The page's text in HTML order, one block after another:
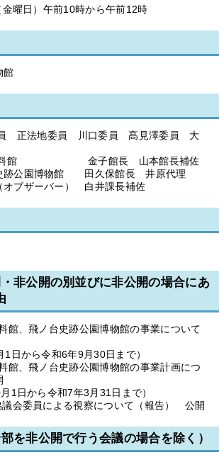
曜日）午前10時から午前12時
館
正法地委員 川口委員 髙見澤委員 大
資料館 金子館長 山本館長補佐
博物館 田久保館長 井原代理
ーバー） 白井課長補佐
非公開の別並びに非公開の場合にあ
館、飛ノ台史跡公園博物館の事業について
ら令和6年9月30日まで）
館、飛ノ台史跡公園博物館の事業計画につ
から令和7年3月31日まで）
会委員による視察について（報告） 公開
を非公開で行う会議の場合を除く）